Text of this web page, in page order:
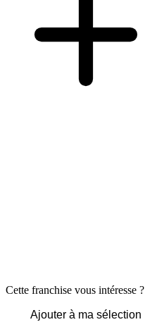
Cette franchise vous intéresse ?
Ajouter à ma sélection